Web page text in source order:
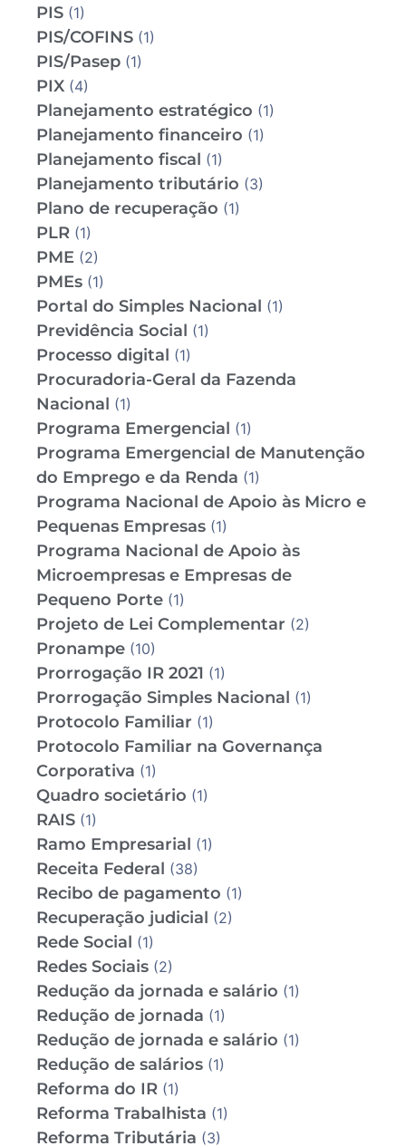
PIS (1)
PIS/COFINS (1)
PIS/Pasep (1)
PIX (4)
Planejamento estratégico (1)
Planejamento financeiro (1)
Planejamento fiscal (1)
Planejamento tributário (3)
Plano de recuperação (1)
PLR (1)
PME (2)
PMEs (1)
Portal do Simples Nacional (1)
Previdência Social (1)
Processo digital (1)
Procuradoria-Geral da Fazenda
Nacional (1)
Programa Emergencial (1)
Programa Emergencial de Manutenção
do Emprego e da Renda (1)
Programa Nacional de Apoio às Micro e
Pequenas Empresas (1)
Programa Nacional de Apoio às
Microempresas e Empresas de
Pequeno Porte (1)
Projeto de Lei Complementar (2)
Pronampe (10)
Prorrogação IR 2021 (1)
Prorrogação Simples Nacional (1)
Protocolo Familiar (1)
Protocolo Familiar na Governança
Corporativa (1)
Quadro societário (1)
RAIS (1)
Ramo Empresarial (1)
Receita Federal (38)
Recibo de pagamento (1)
Recuperação judicial (2)
Rede Social (1)
Redes Sociais (2)
Redução da jornada e salário (1)
Redução de jornada (1)
Redução de jornada e salário (1)
Redução de salários (1)
Reforma do IR (1)
Reforma Trabalhista (1)
Reforma Tributária (3)